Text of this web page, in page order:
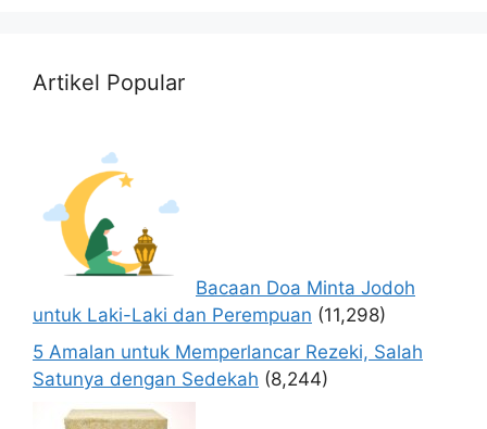
Artikel Popular
Bacaan Doa Minta Jodoh
untuk Laki-Laki dan Perempuan (11,298)
5 Amalan untuk Memperlancar Rezeki, Salah
Satunya dengan Sedekah (8,244)